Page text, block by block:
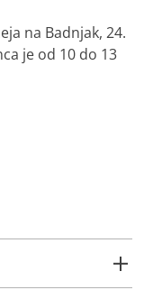
na Badnjak, 24.
je od 10 do 13